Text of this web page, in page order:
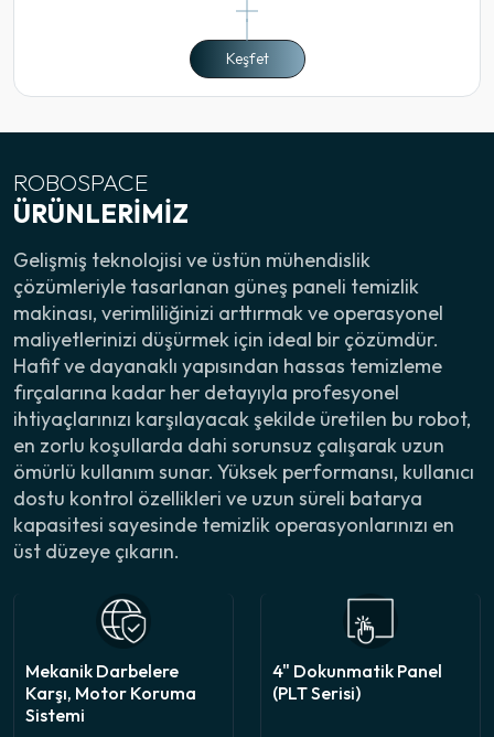
Elektrostatik Boya 25cm Aralığa Kadar Panelden Panele
Geçişlere Uygun Mekanik Y
Keşfet
ROBOSPACE
ÜRÜNLERIMIZ
Gelişmiş teknolojisi ve üstün mühendislik
çözümleriyle tasarlanan güneş paneli temizlik
makinası, verimliliğinizi arttırmak ve operasyonel
maliyetlerinizi düşürmek için ideal bir çözümdür.
Hafif ve dayanaklı yapısından hassas temizleme
fırçalarına kadar her detayıyla profesyonel
ihtiyaçlarınızı karşılayacak şekilde üretilen bu robot,
en zorlu koşullarda dahi sorunsuz çalışarak uzun
ömürlü kullanım sunar. Yüksek performansı, kullanıcı
dostu kontrol özellikleri ve uzun süreli batarya
kapasitesi sayesinde temizlik operasyonlarınızı en
üst düzeye çıkarın.
Mekanik Darbelere
Karşı, Motor Koruma
Sistemi
4" Dokunmatik Panel
(PLT Serisi)